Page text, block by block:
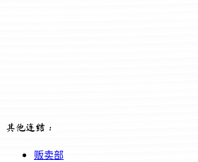
其他连结：
贩卖部